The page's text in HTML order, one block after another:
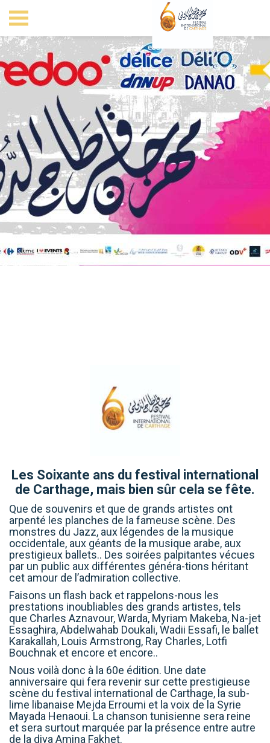
Les Soixante ans du festival international
de Carthage, mais bien sûr cela se fête.
Que de souvenirs et que de grands artistes ont
arpenté les planches de la fameuse scène. Des
monstres du Jazz, aux légendes de la musique
occidentale, aux géants de la musique arabe, aux
prestigieux ballets.. Des soirées palpitantes vécues
par un public aux différentes généra-tions héritant
cet amour de l’admiration collective.
Faisons un flash back et rappelons-nous les
prestations inoubliables des grands artistes, tels
que Charles Aznavour, Warda, Myriam Makeba, Na-jet
Essaghira, Abdelwahab Doukali, Wadii Essafi, le ballet
Karakallah, Louis Armstrong, Ray Charles, Lotfi
Bouchnak et encore et encore..
Nous voilà donc à la 60e édition. Une date
anniversaire qui fera revenir sur cette prestigieuse
scène du festival international de Carthage, la sub-
lime libanaise Mejda Erroumi et la voix de la Syrie
Mayada Henaoui. La chanson tunisienne sera reine
et sera surtout marquée par la présence entre autre
de la diva Amina Fakhet.